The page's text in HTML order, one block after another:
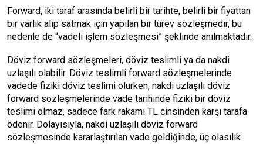
Forward, iki taraf arasında belirli bir tarih­te, belirli bir fiyattan
bir varlık alıp satmak için yapılan bir türev sözleşmedir, bu
neden­le de “vadeli işlem sözleşmesi” şeklinde anıl­maktadır.
Döviz forward sözleşmeleri, döviz teslim­li ya da nakdi
uzlaşılı olabilir. Döviz teslimli forward sözleşmelerinde
vadede fiziki döviz teslimi olurken, nakdi uzlaşılı döviz
forward sözleşmelerinde vade tarihinde fiziki bir dö­viz
teslimi olmaz, sadece fark rakamı TL cin­sinden karşı tarafa
ödenir. Dolayısıyla, nakdi uzlaşılı döviz forward
sözleşmesinde karar­laştırılan vade geldiğinde, üç olasılık